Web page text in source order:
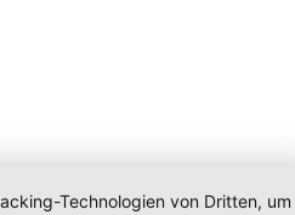
Technologien von Dritten, um